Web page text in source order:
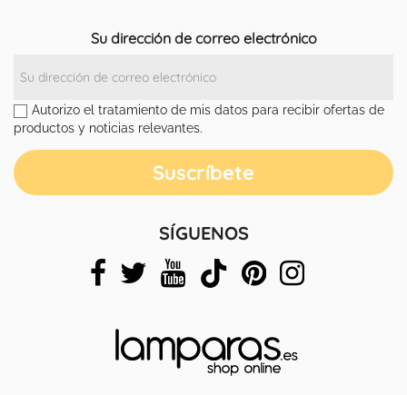
Su dirección de correo electrónico
Autorizo el tratamiento de mis datos para recibir ofertas de
productos y noticias relevantes.
SÍGUENOS